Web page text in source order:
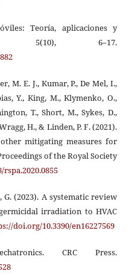
Teoría, aplicaciones y
5(10), 6–17.
M. E. J., Kumar, P., De Mel, I.,
Y., King, M., Klymenko, O.,
T., Short, M., Sykes, D.,
H., & Linden, P. F. (2021).
mitigating measures for
of the Royal Society
G. (2023). A systematic review
irradiation to HVAC
doi.org/10.3390/en16227569
CRC Press.